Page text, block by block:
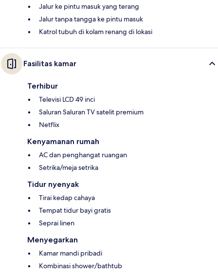
Jalur ke pintu masuk yang terang
Jalur tanpa tangga ke pintu masuk
Katrol tubuh di kolam renang di lokasi
Fasilitas kamar
Terhibur
Televisi LCD 49 inci
Saluran Saluran TV satelit premium
Netflix
Kenyamanan rumah
AC dan penghangat ruangan
Setrika/meja setrika
Tidur nyenyak
Tirai kedap cahaya
Tempat tidur bayi gratis
Seprai linen
Menyegarkan
Kamar mandi pribadi
Kombinasi shower/bathtub